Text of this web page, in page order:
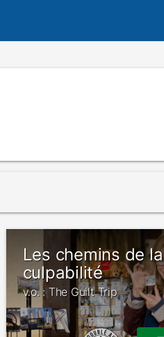
Les chemins de la
culpabilité
v.o. : The Guilt Trip